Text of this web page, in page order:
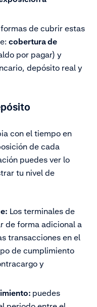
de cubrir estas
cobertura de
por pagar) y
depósito real y
con el tiempo en
de cada
puedes ver lo
tu nivel de
Los terminales de
de forma adicional a
transacciones en el
de cumplimiento
y
puedes